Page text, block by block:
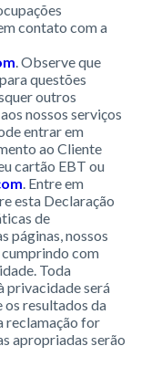
contato com a
. Observe que
questões
outros
nossos serviços
entrar em
ao Cliente
cartão EBT ou
. Entre em
esta Declaração
de
páginas, nossos
cumprindo com
Toda
privacidade será
os resultados da
reclamação for
apropriadas serão